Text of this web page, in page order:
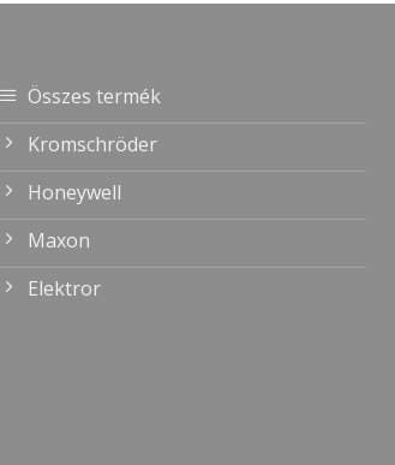
Összes termék
Kromschröder
Honeywell
Maxon
Elektror